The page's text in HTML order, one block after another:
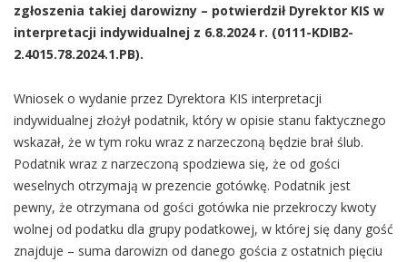
zgłoszenia takiej darowizny – potwierdził Dyrektor KIS w
interpretacji indywidualnej z 6.8.2024 r. (0111-KDIB2-
2.4015.78.2024.1.PB).
Wniosek o wydanie przez Dyrektora KIS interpretacji
indywidualnej złożył podatnik, który w opisie stanu faktycznego
wskazał, że w tym roku wraz z narzeczoną będzie brał ślub.
Podatnik wraz z narzeczoną spodziewa się, że od gości
weselnych otrzymają w prezencie gotówkę. Podatnik jest
pewny, że otrzymana od gości gotówka nie przekroczy kwoty
wolnej od podatku dla grupy podatkowej, w której się dany gość
znajduje – suma darowizn od danego gościa z ostatnich pięciu